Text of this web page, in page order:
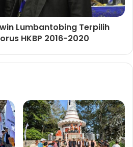
Lumbantobing Terpilih
HKBP 2016-2020